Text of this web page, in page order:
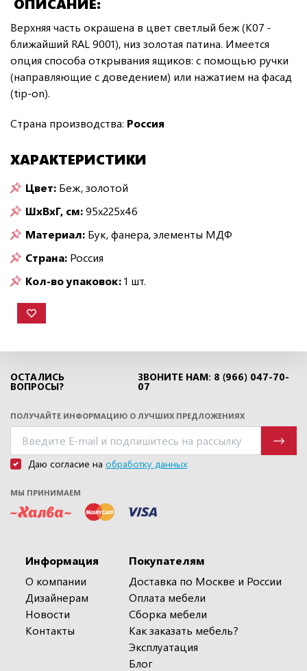
Верхняя часть окрашена в цвет светлый беж (K07 -
ближайший RAL 9001), низ золотая патина. Имеется
опция способа открывания ящиков: с помощью ручки
(направляющие с доведением) или нажатием на фасад
(tip-on).
Страна производства: Россия
ХАРАКТЕРИСТИКИ
Цвет: Беж, золотой
ШxВxГ, см:95x225x46
Материал: Бук, фанера, элементы МДФ
Страна: Россия
Кол-во упаковок:1 шт.
ОСТАЛИСЬ
ВОПРОСЫ?
ЗВОНИТЕ НАМ: 8 (966) 047-70-
07
ПОЛУЧАЙТЕ ИНФОРМАЦИЮ О ЛУЧШИХ ПРЕДЛОЖЕНИЯХ
Даю согласие на обработку данных
МЫ ПРИНИМАЕМ
Информация
О компании
Дизайнерам
Новости
Контакты
Покупателям
Доставка по Москве и России
Оплата мебели
Сборка мебели
Как заказать мебель?
Эксплуатация
Блог